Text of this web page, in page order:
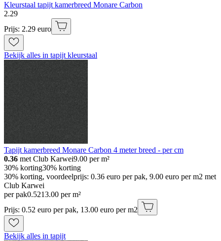
Kleurstaal tapijt kamerbreed Monare Carbon
2.29
Prijs: 2.29 euro
Bekijk alles in tapijt kleurstaal
Tapijt kamerbreed Monare Carbon 4 meter breed - per cm
0.36 met Club Karwei9.00 per m²
30% korting30% korting
30% korting, voordeelprijs: 0.36 euro per pak, 9.00 euro per m2 met
Club Karwei
per pak0.5213.00 per m²
Prijs: 0.52 euro per pak, 13.00 euro per m2
Bekijk alles in tapijt